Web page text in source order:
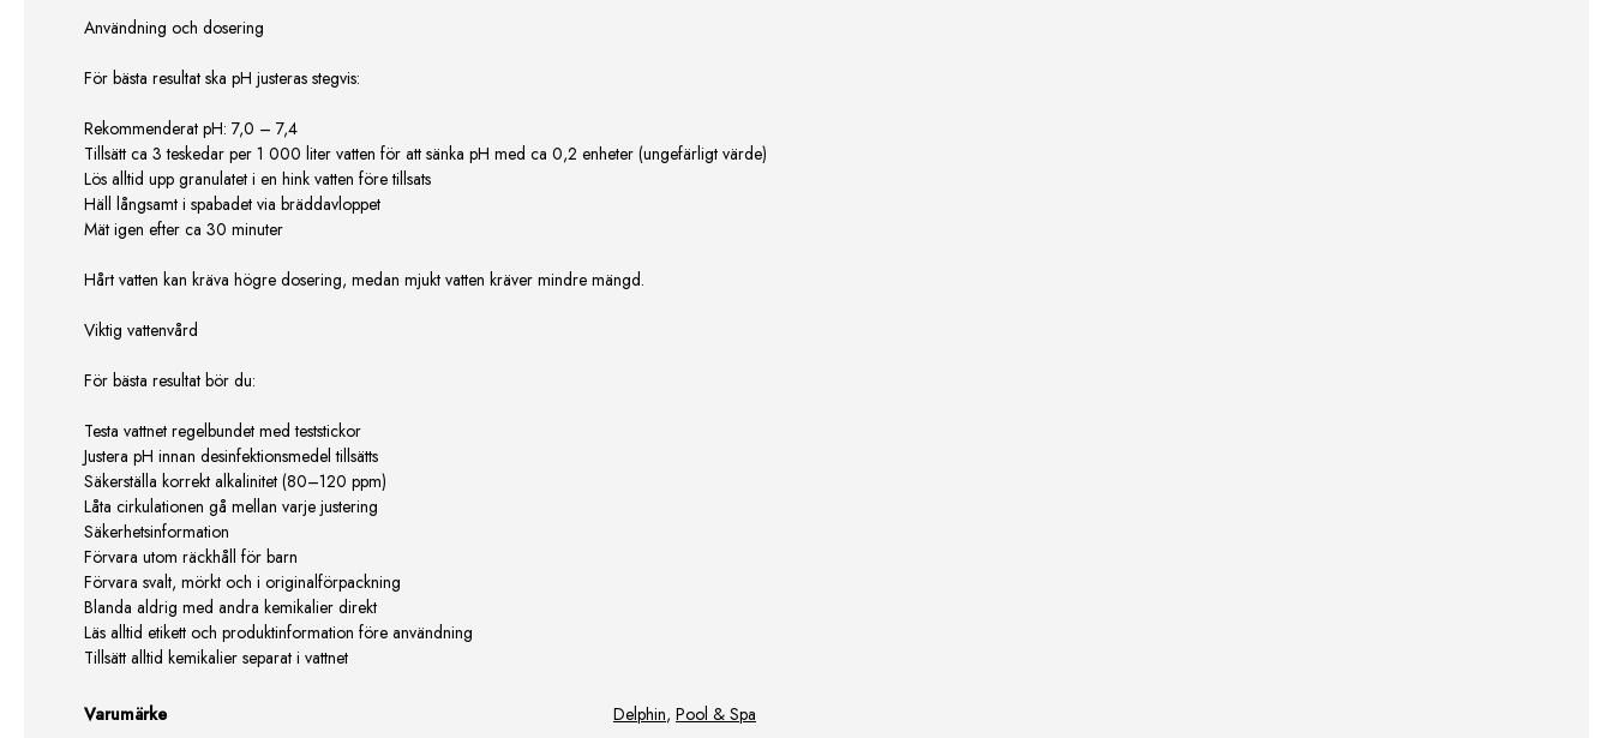
Användning och dosering
För bästa resultat ska pH justeras stegvis:
Rekommenderat pH: 7,0 – 7,4
Tillsätt ca 3 teskedar per 1 000 liter vatten för att sänka pH med ca 0,2 enheter (ungefärligt värde)
Lös alltid upp granulatet i en hink vatten före tillsats
Häll långsamt i spabadet via bräddavloppet
Mät igen efter ca 30 minuter
Hårt vatten kan kräva högre dosering, medan mjukt vatten kräver mindre mängd.
Viktig vattenvård
För bästa resultat bör du:
Testa vattnet regelbundet med teststickor
Justera pH innan desinfektionsmedel tillsätts
Säkerställa korrekt alkalinitet (80–120 ppm)
Låta cirkulationen gå mellan varje justering
Säkerhetsinformation
Förvara utom räckhåll för barn
Förvara svalt, mörkt och i originalförpackning
Blanda aldrig med andra kemikalier direkt
Läs alltid etikett och produktinformation före användning
Tillsätt alltid kemikalier separat i vattnet
Varumärke Delphin, Pool & Spa